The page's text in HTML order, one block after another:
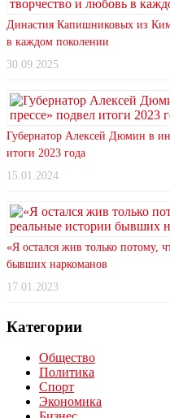
Династия Капишниковых из
в каждом поколении
30.09.2025
Губернатор Алексей Дюмин в
итоги 2023 года
15.01.2024
«Я остался жив только потому,
бывших наркоманов
17.01.2023
Категории
Общество
Политика
Спорт
Экономика